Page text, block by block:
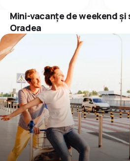
Mini-vacanțe de weekend
Oradea